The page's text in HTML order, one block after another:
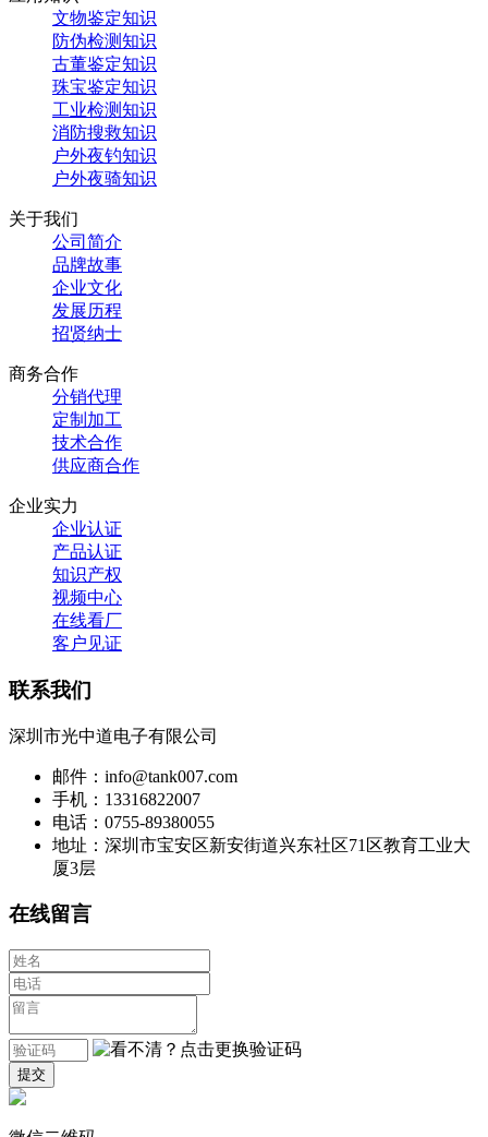
文物鉴定知识
防伪检测知识
古董鉴定知识
珠宝鉴定知识
工业检测知识
消防搜救知识
户外夜钓知识
户外夜骑知识
关于我们
公司简介
品牌故事
企业文化
发展历程
招贤纳士
商务合作
分销代理
定制加工
技术合作
供应商合作
企业实力
企业认证
产品认证
知识产权
视频中心
在线看厂
客户见证
联系我们
深圳市光中道电子有限公司
邮件：info@tank007.com
手机：13316822007
电话：0755-89380055
地址：深圳市宝安区新安街道兴东社区71区教育工业大
厦3层
在线留言